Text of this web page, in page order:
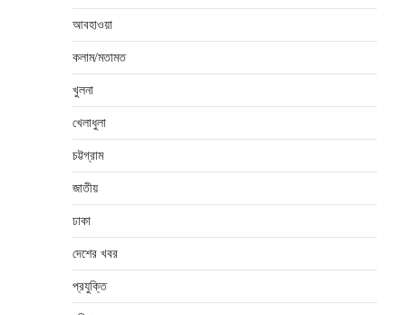
আবহাওয়া
কলাম/মতামত
খুলনা
খেলাধুলা
চট্টগ্রাম
জাতীয়
ঢাকা
দেশের খবর
প্রযুক্তি